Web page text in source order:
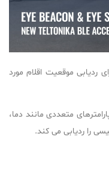
ردیابی موقعیت اقلام مورد
متعددی مانند دما،
را ردیابی می کند.